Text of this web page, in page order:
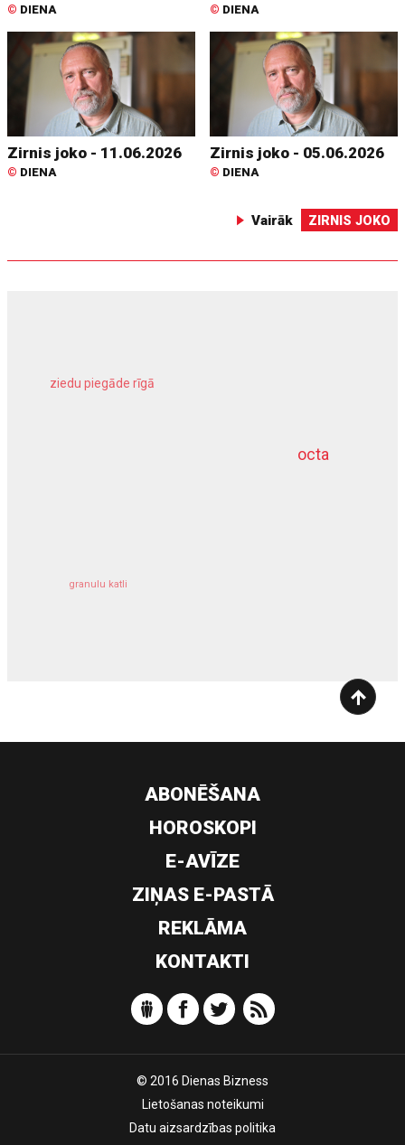
© DIENA © DIENA
Zirnis joko - 11.06.2026
© DIENA
Zirnis joko - 05.06.2026
© DIENA
Vairāk ZIRNIS JOKO
octa
ziedu piegāde rīgā
granulu katli
dziļurbums
ABONĒŠANA
HOROSKOPI
E-AVĪZE
ZIŅAS E-PASTĀ
REKLĀMA
KONTAKTI
© 2016 Dienas Bizness
Lietošanas noteikumi
Datu aizsardzības politika